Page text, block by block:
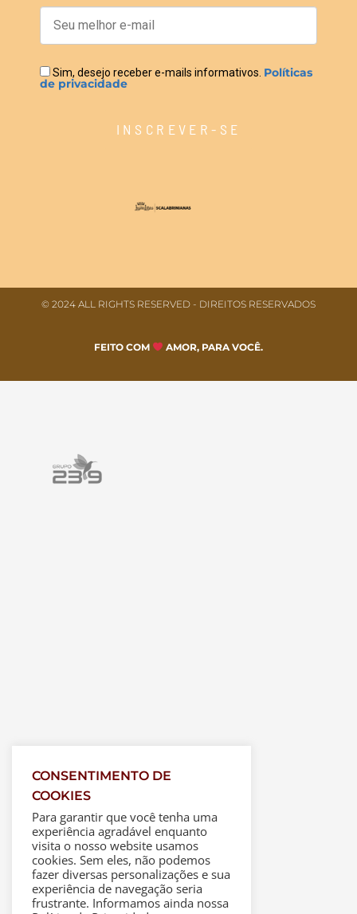
Sim, desejo receber e-mails informativos. Políticas
de privacidade
INSCREVER-SE
© 2024 ALL RIGHTS RESERVED​ - DIREITOS RESERVADOS
FEITO COM AMOR, PARA VOCÊ.
CONSENTIMENTO DE
COOKIES
Para garantir que você tenha uma
experiência agradável enquanto
visita o nosso website usamos
cookies. Sem eles, não podemos
fazer diversas personalizações e sua
experiência de navegação seria
frustrante. Informamos ainda nossa